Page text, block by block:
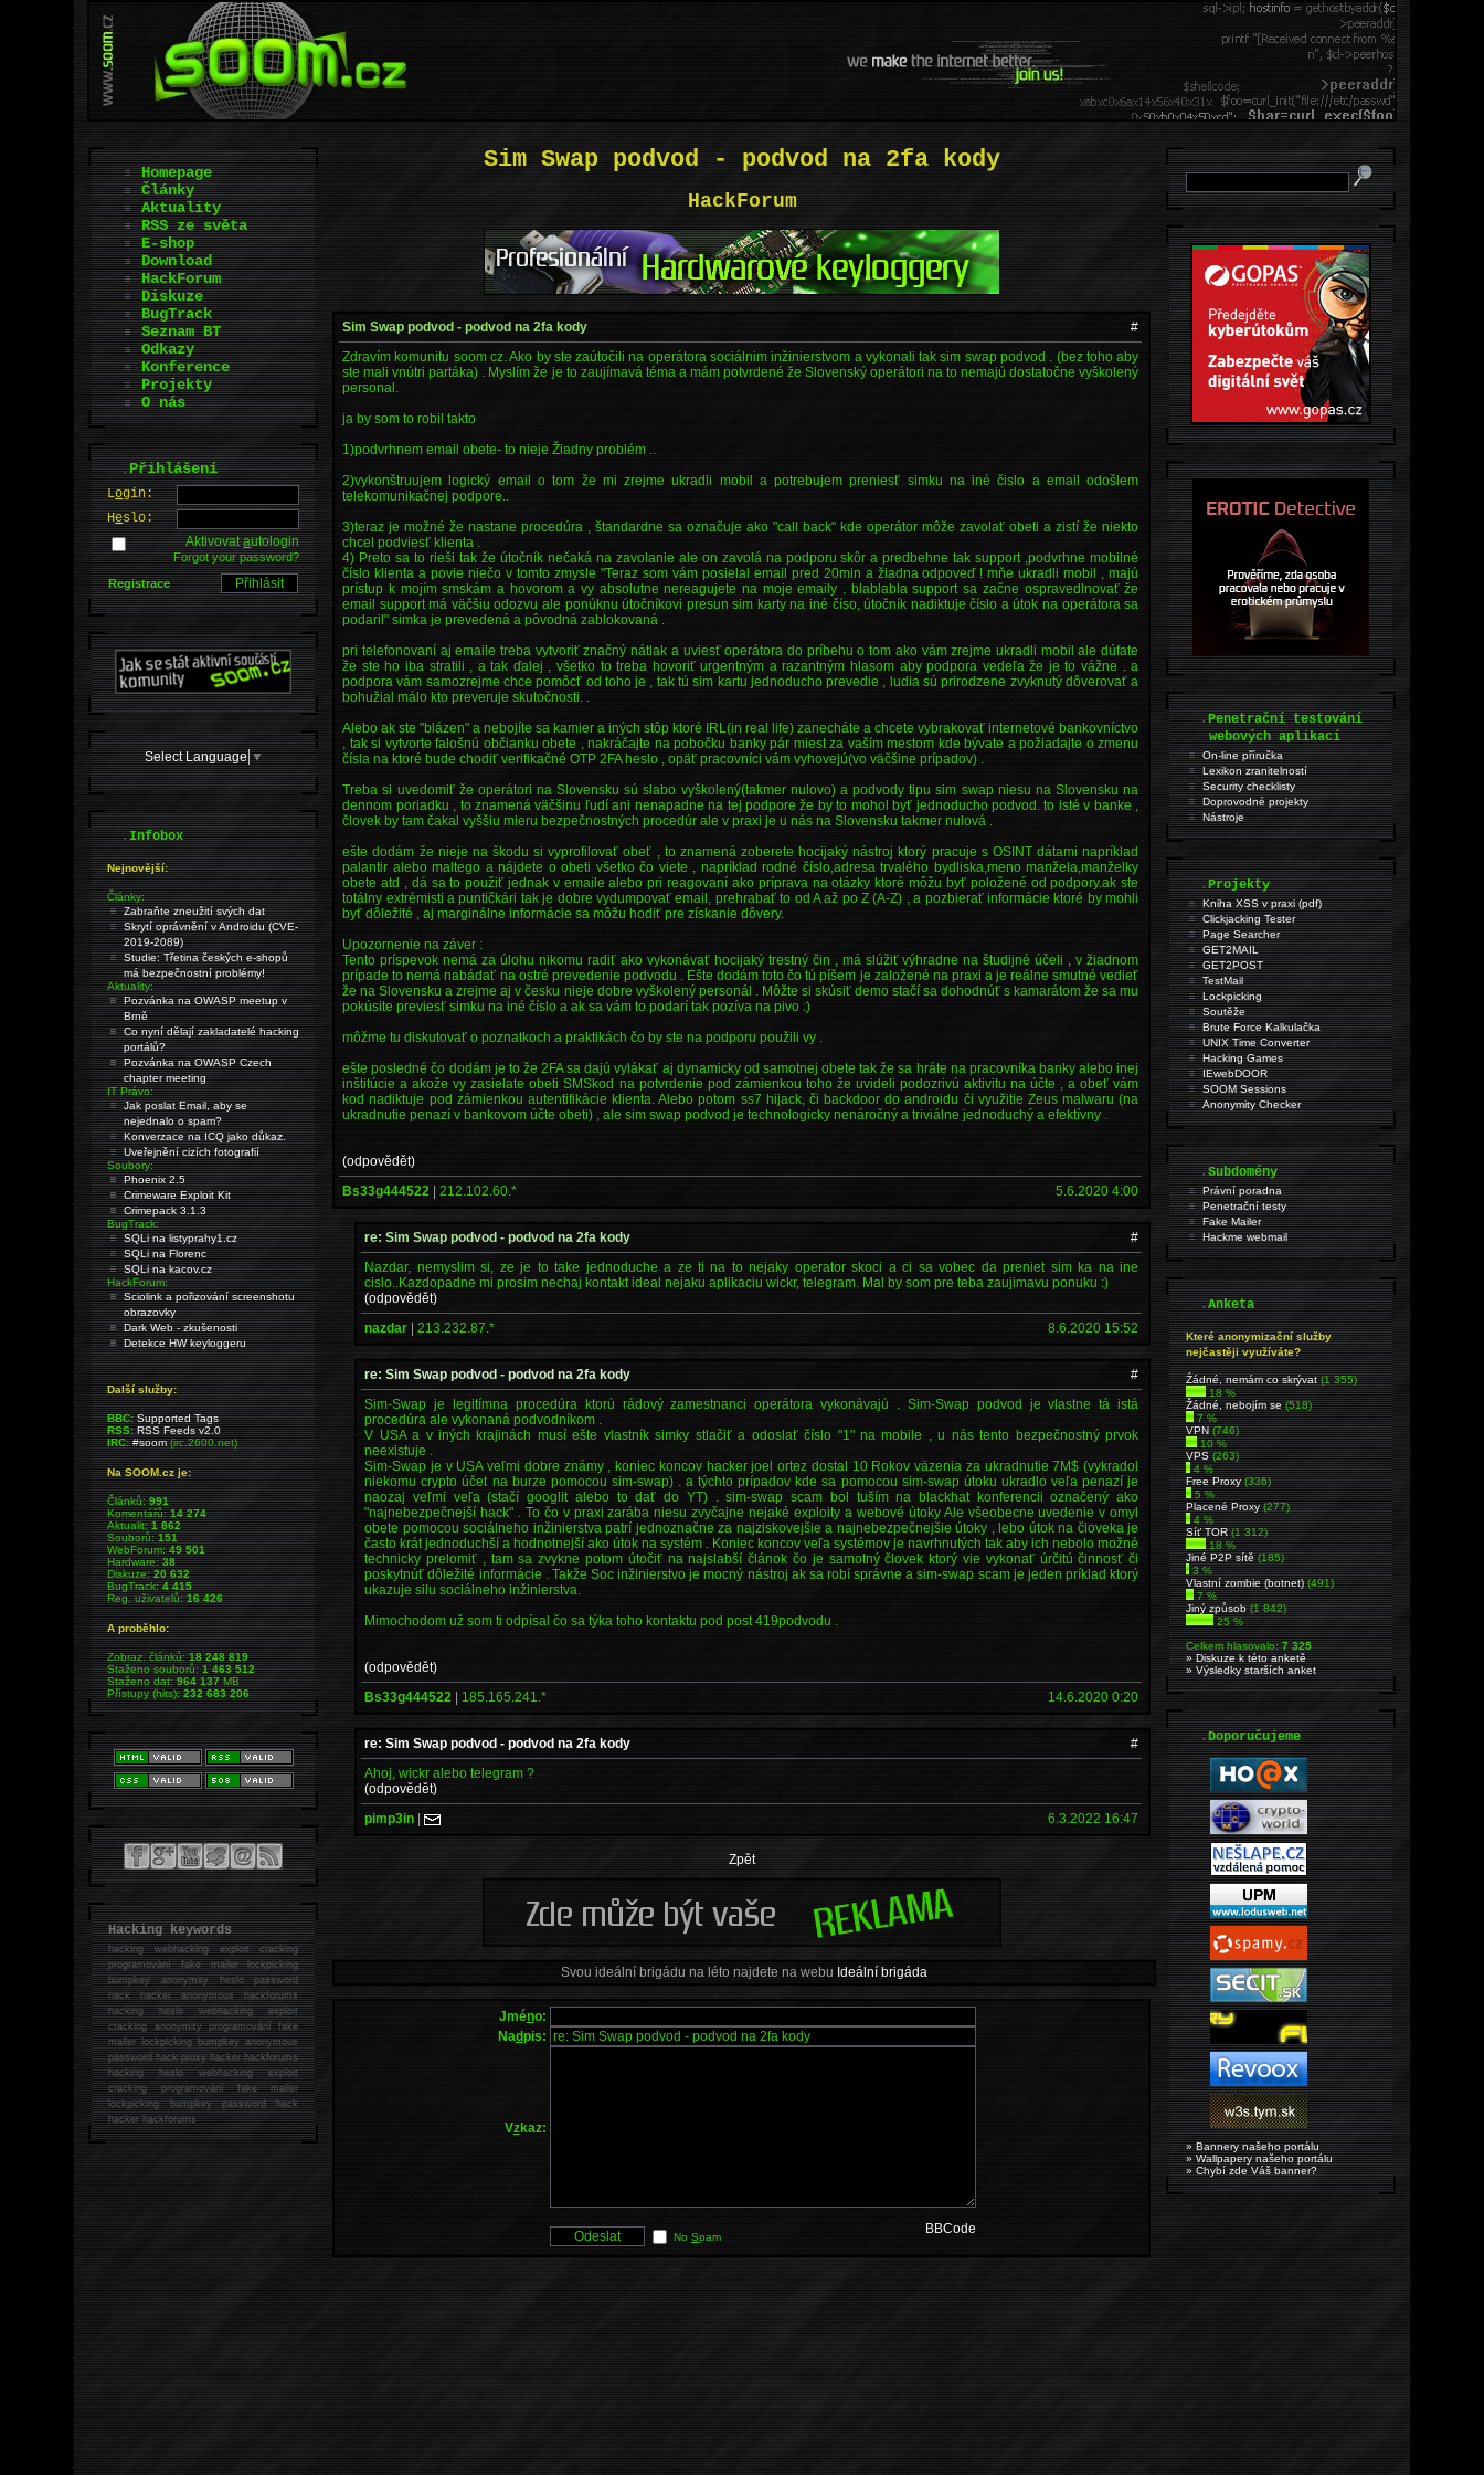
Sim Swap podvod - podvod na 2fa kody
HackForum
Sim Swap podvod - podvod na 2fa kody
#
Zdravím komunitu soom cz. Ako by ste zaútočili na operátora sociálnim inžinierstvom a vykonali tak sim swap podvod . (bez toho aby
ste mali vnútri partáka) . Myslím že je to zaujímavá téma a mám potvrdené že Slovenský operátori na to nemajú dostatočne vyškolený
personal.
ja by som to robil takto
1)podvrhnem email obete- to nieje Žiadny problém ..
2)vykonštruujem logický email o tom že mi zrejme ukradli mobil a potrebujem preniesť simku na iné čislo a email odošlem
telekomunikačnej podpore..
3)teraz je možné že nastane procedúra , štandardne sa označuje ako "call back" kde operátor môže zavolať obeti a zistí že niekto
chcel podviesť klienta .
4) Preto sa to rieši tak že útočník nečaká na zavolanie ale on zavolá na podporu skôr a predbehne tak support ,podvrhne mobilné
číslo klienta a povie niečo v tomto zmysle "Teraz som vám posielal email pred 20min a žiadna odpoveď ! mňe ukradli mobil , majú
prístup k mojím smskám a hovorom a vy absolutne nereagujete na moje emaily . blablabla support sa začne ospravedlnovať že
email support má väčšiu odozvu ale ponúknu útočníkovi presun sim karty na iné číso, útočník nadiktuje číslo a útok na operátora sa
podaril" simka je prevedená a pôvodná zablokovaná .
pri telefonovaní aj emaile treba vytvoriť značný nátlak a uviesť operátora do príbehu o tom ako vám zrejme ukradli mobil ale dúfate
že ste ho iba stratili , a tak ďalej , všetko to treba hovoriť urgentným a razantným hlasom aby podpora vedeľa že je to vážne . a
podpora vám samozrejme chce pomôcť od toho je , tak tú sim kartu jednoducho prevedie , ludia sú prirodzene zvyknutý dôverovať a
bohužial málo kto preveruje skutočnosti. .
Alebo ak ste "blázen" a nebojíte sa kamier a iných stôp ktoré IRL(in real life) zanecháte a chcete vybrakovať internetové bankovníctvo
, tak si vytvorte falošnú občianku obete , nakráčajte na pobočku banky pár miest za vaším mestom kde bývate a požiadajte o zmenu
čísla na ktoré bude chodiť verifikačné OTP 2FA heslo , opäť pracovníci vám vyhovejú(vo väčšine prípadov) .
Treba si uvedomiť že operátori na Slovensku sú slabo vyškolený(takmer nulovo) a podvody tipu sim swap niesu na Slovensku na
dennom poriadku , to znamená väčšinu ľudí ani nenapadne na tej podpore že by to mohol byť jednoducho podvod. to isté v banke ,
človek by tam čakal vyššiu mieru bezpečnostných procedúr ale v praxi je u nás na Slovensku takmer nulová .
ešte dodám že nieje na škodu si vyprofilovať obeť , to znamená zoberete hocijaký nástroj ktorý pracuje s OSINT dátami napríklad
palantir alebo maltego a nájdete o obeti všetko čo viete , napríklad rodné číslo,adresa trvalého bydliska,meno manžela,manželky
obete atd , dá sa to použiť jednak v emaile alebo pri reagovaní ako príprava na otázky ktoré môžu byť položené od podpory.ak ste
totálny extrémisti a puntičkári tak je dobre vydumpovať email, prehrabať to od A až po Z (A-Z) , a pozbierať informácie ktoré by mohli
byť dôležité , aj marginálne informácie sa môžu hodiť pre získanie dôvery.
Upozornenie na záver :
Tento príspevok nemá za úlohu nikomu radiť ako vykonávať hocijaký trestný čin , má slúžiť výhradne na študijné účeli , v žiadnom
prípade to nemá nabádať na ostré prevedenie podvodu . Ešte dodám toto čo tú píšem je založené na praxi a je reálne smutné vedieť
že na Slovensku a zrejme aj v česku nieje dobre vyškolený personál . Môžte si skúsiť demo stačí sa dohodnúť s kamarátom že sa mu
pokúsite previesť simku na iné číslo a ak sa vám to podarí tak pozíva na pivo :)
môžme tu diskutovať o poznatkoch a praktikách čo by ste na podporu použili vy .
ešte posledné čo dodám je to že 2FA sa dajú vylákať aj dynamicky od samotnej obete tak že sa hráte na pracovníka banky alebo inej
inštitúcie a akože vy zasielate obeti SMSkod na potvrdenie pod zámienkou toho že uvideli podozrivú aktivitu na účte , a obeť vám
kod nadiktuje pod zámienkou autentifikácie klienta. Alebo potom ss7 hijack, či backdoor do androidu či využitie Zeus malwaru (na
ukradnutie penazí v bankovom účte obeti) , ale sim swap podvod je technologicky nenáročný a triviálne jednoduchý a efektívny .
(odpovědět)
Bs33g444522 |212.102.60.* 5.6.2020 4:00
re: Sim Swap podvod - podvod na 2fa kody
#
Nazdar, nemyslim si, ze je to take jednoduche a ze ti na to nejaky operator skoci a ci sa vobec da preniet sim ka na ine
cislo..Kazdopadne mi prosim nechaj kontakt ideal nejaku aplikaciu wickr, telegram. Mal by som pre teba zaujimavu ponuku :)
(odpovědět)
nazdar |213.232.87.* 8.6.2020 15:52
re: Sim Swap podvod - podvod na 2fa kody
#
Sim-Swap je legitímna procedúra ktorú rádový zamestnanci operátora vykonávajú . Sim-Swap podvod je vlastne tá istá
procedúra ale vykonaná podvodníkom .
V USA a v iných krajinách musí ešte vlastník simky stlačiť a odoslať číslo "1" na mobile , u nás tento bezpečnostný prvok
neexistuje .
Sim-Swap je v USA veľmi dobre známy , koniec koncov hacker joel ortez dostal 10 Rokov väzenia za ukradnutie 7M$ (vykradol
niekomu crypto účet na burze pomocou sim-swap) . a týchto prípadov kde sa pomocou sim-swap útoku ukradlo veľa penazí je
naozaj veľmi veľa (stačí googlit alebo to dať do YT) . sim-swap scam bol tuším na blackhat konferencii označený ako
"najnebezpečnejší hack" . To čo v praxi zarába niesu zvyčajne nejaké exploity a webové útoky Ale všeobecne uvedenie v omyl
obete pomocou sociálneho inžinierstva patrí jednoznačne za najziskovejšie a najnebezpečnejšie útoky , lebo útok na človeka je
často krát jednoduchší a hodnotnejší ako útok na systém . Koniec koncov veľa systémov je navrhnutých tak aby ich nebolo možné
technicky prelomiť , tam sa zvykne potom útočiť na najslabší článok čo je samotný človek ktorý vie vykonať úrčitú činnosť či
poskytnúť dôležité informácie . Takže Soc inžinierstvo je mocný nástroj ak sa robí správne a sim-swap scam je jeden príklad ktorý
ukazuje silu sociálneho inžinierstva.
Mimochodom už som ti odpísal čo sa týka toho kontaktu pod post 419podvodu .
(odpovědět)
Bs33g444522 | 185.165.241.* 14.6.2020 0:20
re: Sim Swap podvod - podvod na 2fa kody
#
Ahoj, wickr alebo telegram ?
(odpovědět)
pimp3in | 6.3.2022 16:47
Zpět
Svou ideální brigádu na léto najdete na webu Ideální brigáda
Jméno:
Nadpis:
Vzkaz:
No Spam
BBCode
Homepage
Články
Aktuality
RSS ze světa
E-shop
Download
HackForum
Diskuze
BugTrack
Seznam BT
Odkazy
Konference
Projekty
O nás
.Přihlášení
Login:
Heslo:
Aktivovatautologin
Forgot your password?
Registrace
Select Language ▼
.Infobox
Nejnovější:
Články:
Zabraňte zneužití svých dat
Skrytí oprávnění v Androidu (CVE-
2019-2089)
Studie: Třetina českých e-shopů
má bezpečnostní problémy!
Aktuality:
Pozvánka na OWASP meetup v
Brně
Co nyní dělají zakladatelé hacking
portálů?
Pozvánka na OWASP Czech
chapter meeting
IT Právo:
Jak poslat Email, aby se
nejednalo o spam?
Konverzace na ICQ jako důkaz.
Uveřejnění cizích fotografií
Soubory:
Phoenix 2.5
Crimeware Exploit Kit
Crimepack 3.1.3
BugTrack:
SQLi na listyprahy1.cz
SQLi na Florenc
SQLi na kacov.cz
HackForum:
Sciolink a pořizování screenshotu
obrazovky
Dark Web - zkušenosti
Detekce HW keyloggeru
Další služby:
BBC: Supported Tags
RSS: RSS Feeds v2.0
IRC: #soom(irc.2600.net)
Na SOOM.cz je:
Článků:991
Komentářů:14 274
Aktualit:1 862
Souborů:151
WebForum:49 501
Hardware:38
Diskuze:20 632
BugTrack:4 415
Reg. uživatelů:16 426
A proběhlo:
Zobraz. článků:18 248 819
Staženo souborů:1 463 512
Staženo dat:964 137MB
Přístupy (hits):232 683 206
Hacking keywords
hackingwebhacking exploit cracking
programování fake mailer lockpicking
bumpkey anonymity heslo password
hackhacker anonymous hackforums
hackingheslo webhacking exploit
cracking anonymity programování fake
mailer lockpicking bumpkey anonymous
password hack proxy hacker hackforums
hacking heslo webhacking exploit
cracking programování fake mailer
lockpicking bumpkey password hack
hackerhackforums
.Penetrační testování
webových aplikací
On-line příručka
Lexikon zranitelností
Security checklisty
Doprovodné projekty
Nástroje
.Projekty
Kniha XSS v praxi (pdf)
Clickjacking Tester
Page Searcher
GET2MAIL
GET2POST
TestMail
Lockpicking
Soutěže
Brute Force Kalkulačka
UNIX Time Converter
Hacking Games
IEwebDOOR
SOOM Sessions
Anonymity Checker
.Subdomény
Právní poradna
Penetrační testy
Fake Mailer
Hackme webmail
.Anketa
Které anonymizační služby
nejčastěji využíváte?
Źádné, nemám co skrývat(1 355)
18 %
Žádné, nebojím se(518)
7 %
VPN(746)
10 %
VPS(263)
4 %
Free Proxy(336)
5 %
Placené Proxy(277)
4 %
Síť TOR(1 312)
18 %
Jiné P2P sítě(185)
3 %
Vlastní zombie (botnet)(491)
7 %
Jiný způsob(1 842)
25 %
Celkem hlasovalo:7 325
» Diskuze k této anketě
» Výsledky starších anket
.Doporučujeme
» Bannery našeho portálu
» Wallpapery našeho portálu
» Chybí zde Váš banner?